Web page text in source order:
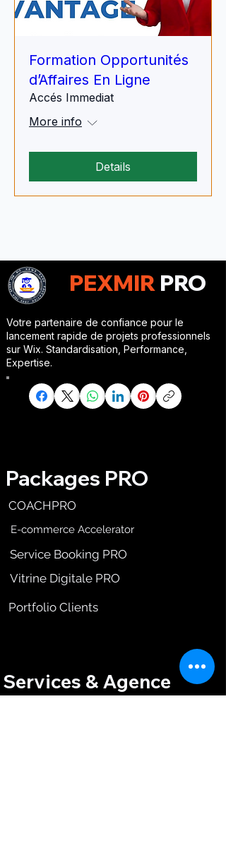
Formation Opportunités
d’Affaires En Ligne
Accés Immediat
More info
Details
Votre partenaire de confiance pour le
lancement rapide de projets professionnels
sur Wix. Standardisation, Performance,
Expertise.
PEXMIR PRO
Packages PRO
COACHPRO
E-commerce Accelerator
Service Booking PRO
Vitrine Digitale PRO
Portfolio Clients
Services & Agence